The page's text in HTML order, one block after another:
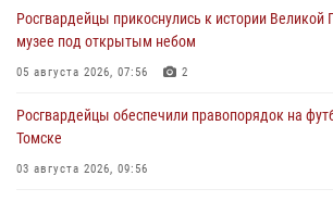
Росгвардейцы прикоснулись к истории
музее под открытым небом
05 августа 2026, 07:56 2
Росгвардейцы обеспечили правопорядок на
Томске
03 августа 2026, 09:56